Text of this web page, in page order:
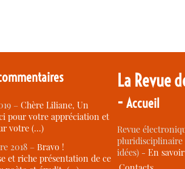
–Chère Liliane, Un
pour votre appréciation et
votre (…)
2018 –Bravo !
et riche présentation de ce
La Revue
-Accueil
Revue
idées) -En